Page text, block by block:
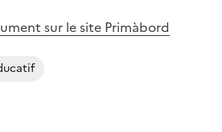
sur le site Primàbord